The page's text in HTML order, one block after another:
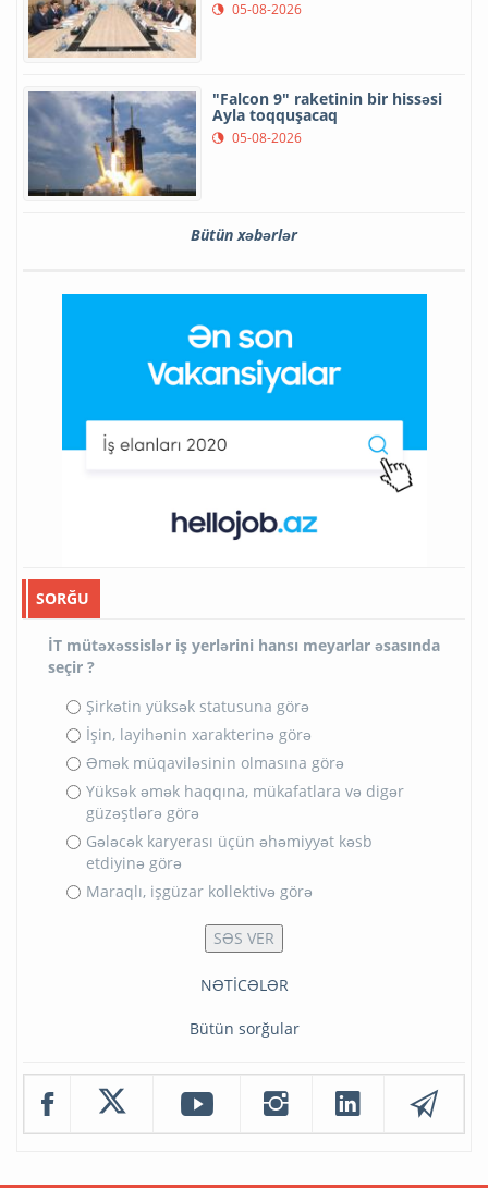
05-08-2026
"Falcon 9" raketinin bir hissəsi
Ayla toqquşacaq
05-08-2026
Bütün xəbərlər
SORĞU
İT mütəxəssislər iş yerlərini hansı meyarlar əsasında
seçir ?
Şirkətin yüksək statusuna görə
İşin, layihənin xarakterinə görə
Əmək müqaviləsinin olmasına görə
Yüksək əmək haqqına, mükafatlara və digər
güzəştlərə görə
Gələcək karyerası üçün əhəmiyyət kəsb
etdiyinə görə
Maraqlı, işgüzar kollektivə görə
NƏTİCƏLƏR
Bütün sorğular